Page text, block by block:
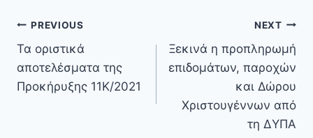
PREVIOUS
Τα οριστικά
αποτελέσματα της
Προκήρυξης 11Κ/2021
NEXT
Ξεκινά η προπληρωμή
επιδομάτων, παροχών
και Δώρου
Χριστουγέννων από
τη ΔΥΠΑ